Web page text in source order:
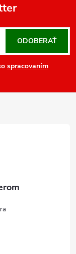
spracovaním
ODOBERAŤ